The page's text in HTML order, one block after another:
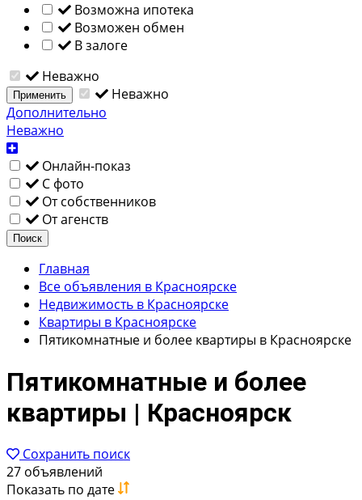
Возможна ипотека
Возможен обмен
В залоге
Неважно
Применить
Неважно
Дополнительно
Неважно
Онлайн-показ
С фото
От собственников
От агенств
Поиск
Главная
Все объявления в Красноярске
Недвижимость в Красноярске
Квартиры в Красноярске
Пятикомнатные и более квартиры в Красноярске
Пятикомнатные и более
квартиры | Красноярск
Сохранить поиск
27 объявлений
Показать по дате